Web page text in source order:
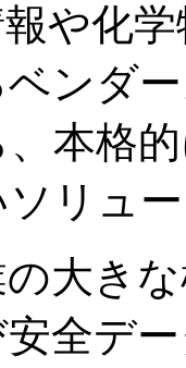
や化
ンダ
本格
リュ
大き
全デ